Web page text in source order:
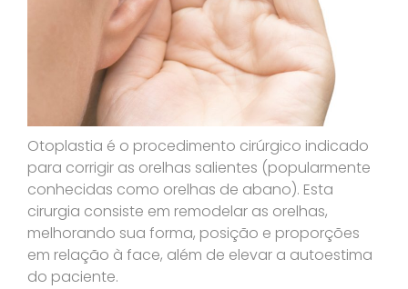
Otoplastia é o procedimento cirúrgico indicado
para corrigir as orelhas salientes (popularmente
conhecidas como orelhas de abano). Esta
cirurgia consiste em remodelar as orelhas,
melhorando sua forma, posição e proporções
em relação à face, além de elevar a autoestima
do paciente.